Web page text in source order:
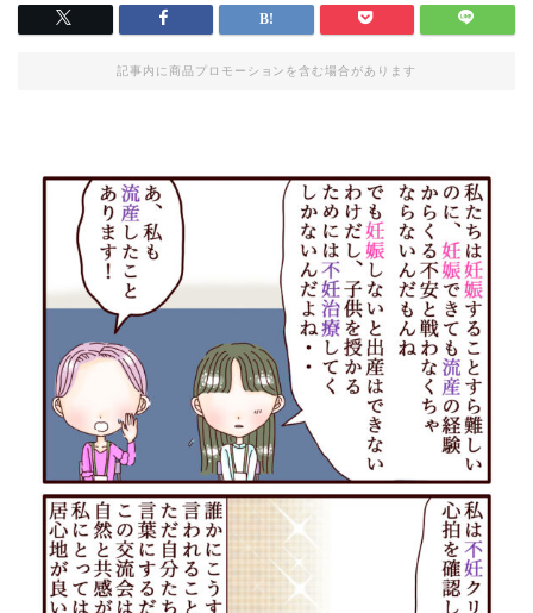
記事内に商品プロモーションを含む場合があります